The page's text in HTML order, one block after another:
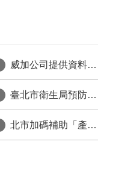
威加公司提供資料不實臺北市衛生局依法重罰300萬元 續查苦茶油及原料下游
臺北市衛生局預防性下架 百年堂冷壓黃金苦茶油產品
北市加碼補助「產前超音波」 孕檢多1次 準媽咪「超」安心！